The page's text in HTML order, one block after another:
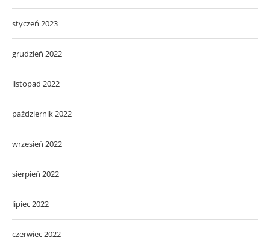
styczeń 2023
grudzień 2022
listopad 2022
październik 2022
wrzesień 2022
sierpień 2022
lipiec 2022
czerwiec 2022